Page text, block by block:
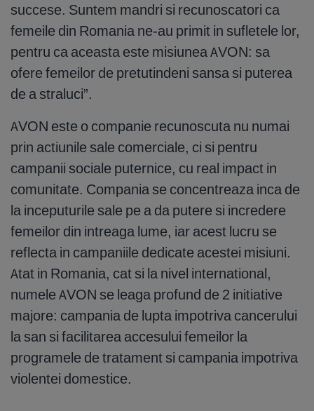
succese. Suntem mandri si recunoscatori ca
femeile din Romania ne-au primit in sufletele lor,
pentru ca aceasta este misiunea AVON: sa
ofere femeilor de pretutindeni sansa si puterea
de a straluci”.
AVON este o companie recunoscuta nu numai
prin actiunile sale comerciale, ci si pentru
campanii sociale puternice, cu real impact in
comunitate. Compania se concentreaza inca de
la inceputurile sale pe a da putere si incredere
femeilor din intreaga lume, iar acest lucru se
reflecta in campaniile dedicate acestei misiuni.
Atat in Romania, cat si la nivel international,
numele AVON se leaga profund de 2 initiative
majore: campania de lupta impotriva cancerului
la san si facilitarea accesului femeilor la
programele de tratament si campania impotriva
violentei domestice.